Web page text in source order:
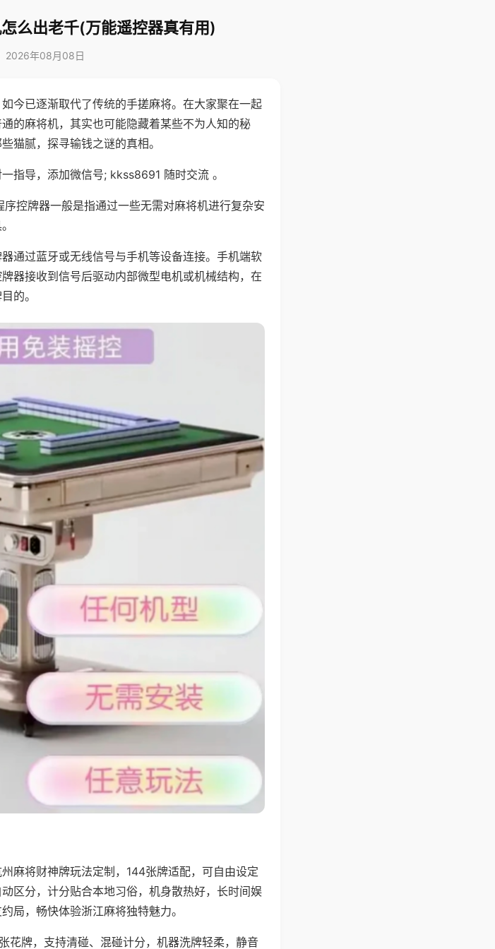
么出老千(万能遥控器真有用)
2026年08月08日
今已逐渐取代了传统的手搓麻将。在大家聚在一起
的麻将机，其实也可能隐藏着某些不为人知的秘
猫腻，探寻输钱之谜的真相。
指导，添加微信号; kkss8691 随时交流 。
控牌器一般是指通过一些无需对麻将机进行复杂安
通过蓝牙或无线信号与手机等设备连接。手机端软
器接收到信号后驱动内部微型电机或机械结构，在
的。
麻将财神牌玩法定制，144张牌适配，可自由设定
区分，计分贴合本地习俗，机身散热好，长时间娱
局，畅快体验浙江麻将独特魅力。
花牌，支持清碰、混碰计分，机器洗牌轻柔，静音